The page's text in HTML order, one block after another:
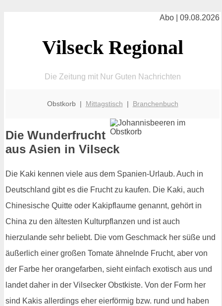
Abo | 09.08.2026
Vilseck Regional
Die Zeitung mit Nur Guten Nachrichten
Obstkorb | Mittagstisch | Branchenbuch
Die Wunderfrucht
aus Asien in Vilseck
Die Kaki kennen viele aus dem Spanien-Urlaub. Auch in
Deutschland gibt es die Frucht zu kaufen. Die Kaki, auch
Chinesische Quitte oder Kakipflaume genannt, gehört in
China zu den ältesten Kulturpflanzen und ist auch
hierzulande sehr beliebt. Die vom Geschmack her süße und
äußerlich einer großen Tomate ähnelnde Frucht, aber von
der Farbe her orangefarben, sieht einfach exotisch aus und
landet daher in der Vilsecker Obstkiste. Von der Form her
sind Kakis allerdings eher eierförmig bzw. rund und haben